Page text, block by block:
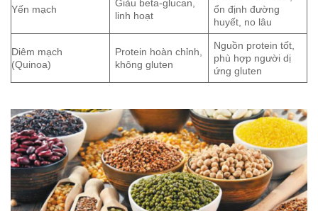
Yến mạch
Giàu beta-glucan,
linh hoạt
ổn định đường
huyết, no lâu
Diêm mạch
(Quinoa)
Protein hoàn chỉnh,
không gluten
Nguồn protein tốt,
phù hợp người dị
ứng gluten